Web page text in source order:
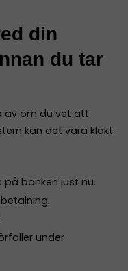
din
du tar
av om du vet att
kan det vara klokt
banken just nu.
under